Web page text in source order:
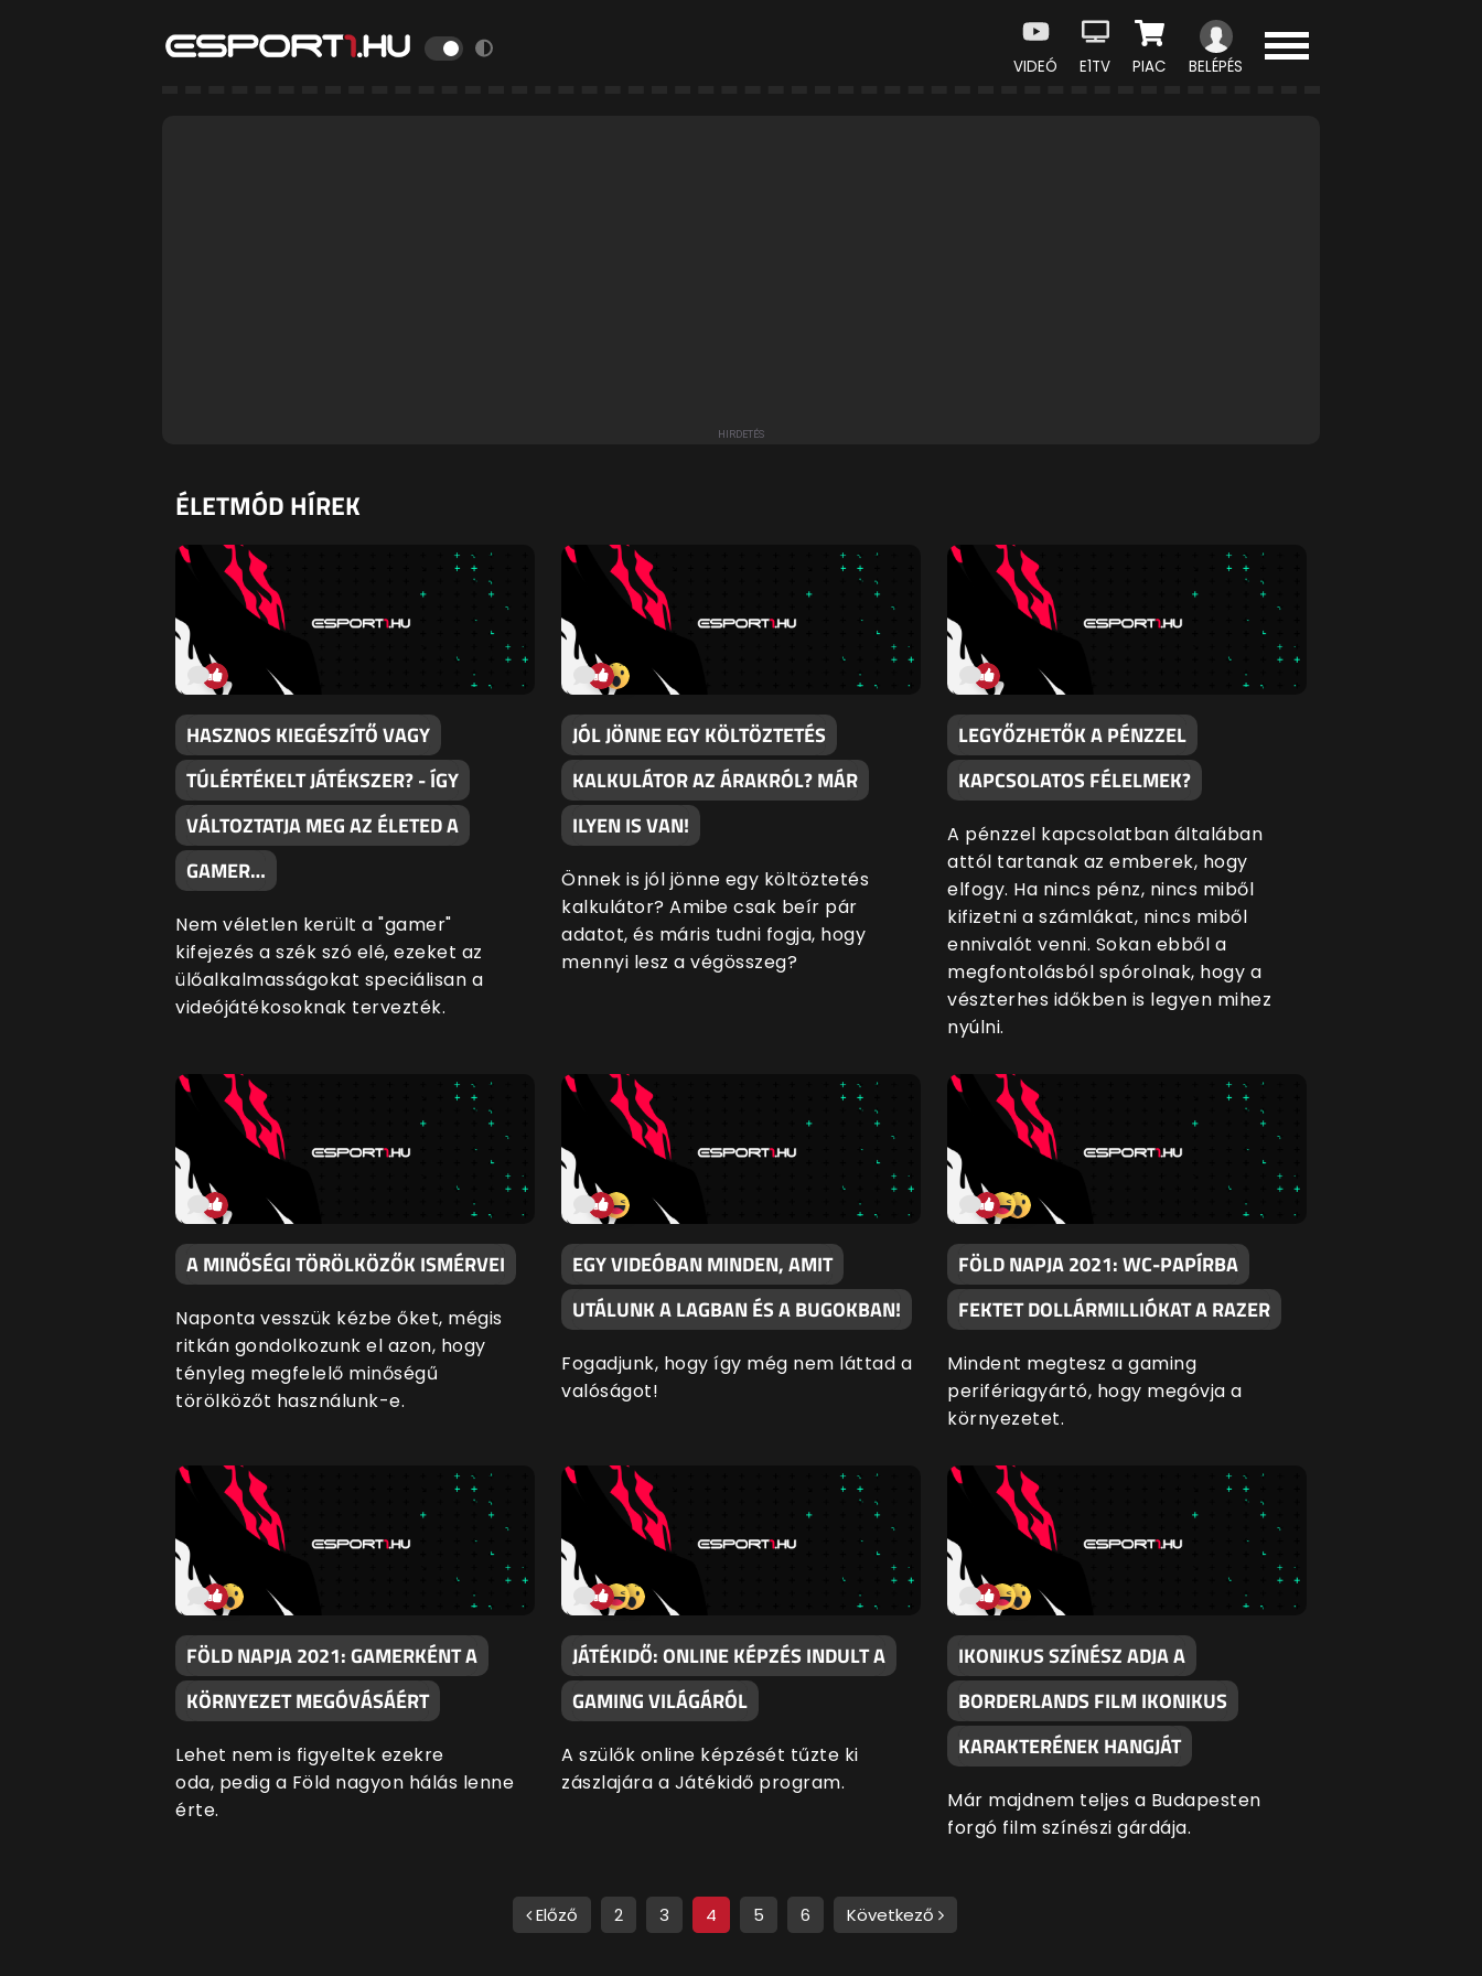
VIDEÓ E1TV PIAC BELÉPÉS
ÉLETMÓD HÍREK
HASZNOS KIEGÉSZÍTŐ VAGY
TÚLÉRTÉKELT JÁTÉKSZER? - ÍGY
VÁLTOZTATJA MEG AZ ÉLETED A
GAMER…
Nem véletlen került a "gamer"
kifejezés a szék szó elé, ezeket az
ülőalkalmasságokat speciálisan a
videójátékosoknak tervezték.
JÓL JÖNNE EGY KÖLTÖZTETÉS
KALKULÁTOR AZ ÁRAKRÓL? MÁR
ILYEN IS VAN!
Önnek is jól jönne egy költöztetés
kalkulátor? Amibe csak beír pár
adatot, és máris tudni fogja, hogy
mennyi lesz a végösszeg?
LEGYŐZHETŐK A PÉNZZEL
KAPCSOLATOS FÉLELMEK?
A pénzzel kapcsolatban általában
attól tartanak az emberek, hogy
elfogy. Ha nincs pénz, nincs miből
kifizetni a számlákat, nincs miből
ennivalót venni. Sokan ebből a
megfontolásból spórolnak, hogy a
vészterhes időkben is legyen mihez
nyúlni.
A MINŐSÉGI TÖRÖLKÖZŐK ISMÉRVEI
Naponta vesszük kézbe őket, mégis
ritkán gondolkozunk el azon, hogy
tényleg megfelelő minőségű
törölközőt használunk-e.
EGY VIDEÓBAN MINDEN, AMIT
UTÁLUNK A LAGBAN ÉS A BUGOKBAN!
Fogadjunk, hogy így még nem láttad a
valóságot!
FÖLD NAPJA 2021: WC-PAPÍRBA
FEKTET DOLLÁRMILLIÓKAT A RAZER
Mindent megtesz a gaming
perifériagyártó, hogy megóvja a
környezetet.
FÖLD NAPJA 2021: GAMERKÉNT A
KÖRNYEZET MEGÓVÁSÁÉRT
Lehet nem is figyeltek ezekre
oda, pedig a Föld nagyon hálás lenne
érte.
JÁTÉKIDŐ: ONLINE KÉPZÉS INDULT A
GAMING VILÁGÁRÓL
A szülők online képzését tűzte ki
zászlajára a Játékidő program.
IKONIKUS SZÍNÉSZ ADJA A
BORDERLANDS FILM IKONIKUS
KARAKTERÉNEK HANGJÁT
Már majdnem teljes a Budapesten
forgó film színészi gárdája.
Előző 2 3 4 5 6 Következő